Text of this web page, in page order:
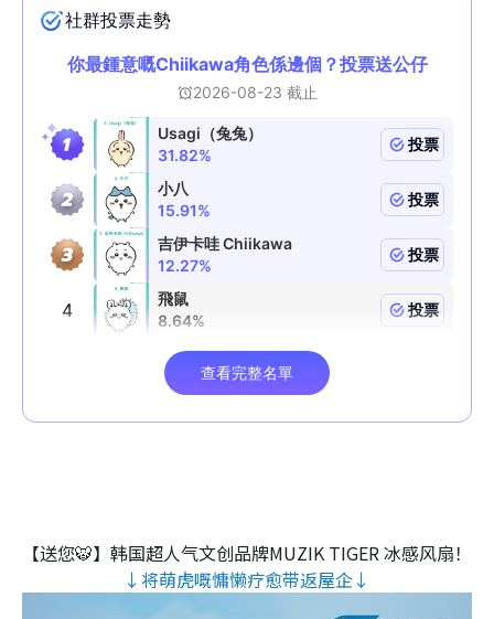
【送您🐯】韩国超人气文创品牌MUZIK TIGER 冰感风扇！
↓将萌虎嘅慵懒疗愈带返屋企↓